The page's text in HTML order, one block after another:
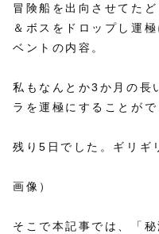
冒険船を出向させてた
＆ボスをドロップし運
ベントの内容。
私もなんとか3か月の長
ラを運極にすることがで
残り5日でした。ギリギ
画像）
そこで本記事では、「